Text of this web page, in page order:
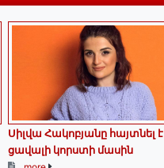
Սիլվա Հակոբյանը հայտնել է
ցավալի կորստի մասին